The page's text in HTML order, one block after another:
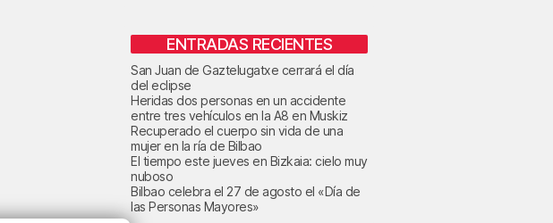
ENTRADAS RECIENTES
San Juan de Gaztelugatxe cerrará el día
del eclipse
Heridas dos personas en un accidente
entre tres vehículos en la A8 en Muskiz
Recuperado el cuerpo sin vida de una
mujer en la ría de Bilbao
El tiempo este jueves en Bizkaia: cielo muy
nuboso
Bilbao celebra el 27 de agosto el «Día de
las Personas Mayores»